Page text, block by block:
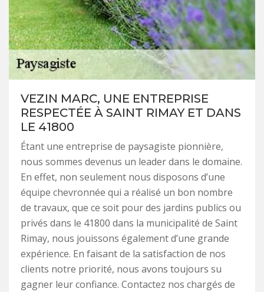
VEZIN MARC, UNE ENTREPRISE
RESPECTÉE À SAINT RIMAY ET DANS
LE 41800
Étant une entreprise de paysagiste pionnière,
nous sommes devenus un leader dans le domaine.
En effet, non seulement nous disposons d’une
équipe chevronnée qui a réalisé un bon nombre
de travaux, que ce soit pour des jardins publics ou
privés dans le 41800 dans la municipalité de Saint
Rimay, nous jouissons également d’une grande
expérience. En faisant de la satisfaction de nos
clients notre priorité, nous avons toujours su
gagner leur confiance. Contactez nos chargés de